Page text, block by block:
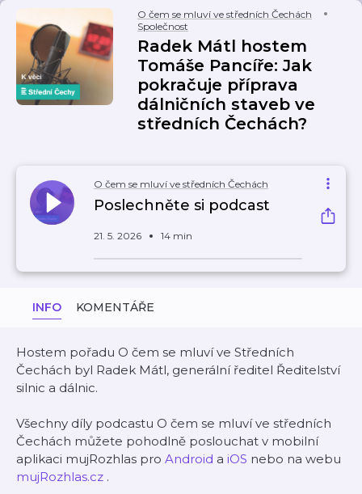
O čem se mluví ve středních Čechách
Společnost
Radek Mátl hostem
Tomáše Pancíře: Jak
pokračuje příprava
dálničních staveb ve
středních Čechách?
O čem se mluví ve středních Čechách
Poslechněte si podcast
21. 5. 2026 14 min
INFO KOMENTÁŘE
Hostem pořadu O čem se mluví ve Středních
Čechách byl Radek Mátl, generální ředitel Ředitelství
silnic a dálnic.
Všechny díly podcastu O čem se mluví ve středních
Čechách můžete pohodlně poslouchat v mobilní
aplikaci mujRozhlas pro Android a iOS nebo na webu
mujRozhlas.cz .